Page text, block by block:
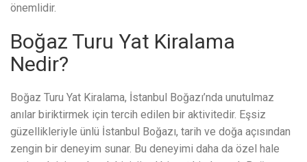
önemlidir.
Boğaz Turu Yat Kiralama
Nedir?
Boğaz Turu Yat Kiralama, İstanbul Boğazı’nda unutulmaz
anılar biriktirmek için tercih edilen bir aktivitedir. Eşsiz
güzellikleriyle ünlü İstanbul Boğazı, tarih ve doğa açısından
zengin bir deneyim sunar. Bu deneyimi daha da özel hale